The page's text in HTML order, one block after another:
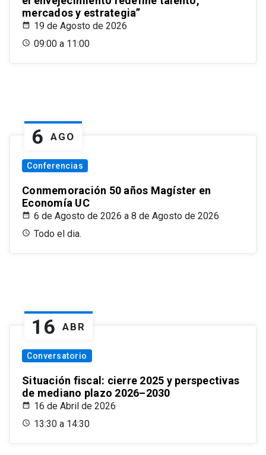
mercados y estrategia”
19 de Agosto de 2026
09:00 a 11:00
6 AGO
Conferencias
Conmemoración 50 años Magíster en
Economía UC
6 de Agosto de 2026 a 8 de Agosto de 2026
Todo el dia.
16 ABR
Conversatorio
Situación fiscal: cierre 2025 y perspectivas
de mediano plazo 2026–2030
16 de Abril de 2026
13:30 a 14:30